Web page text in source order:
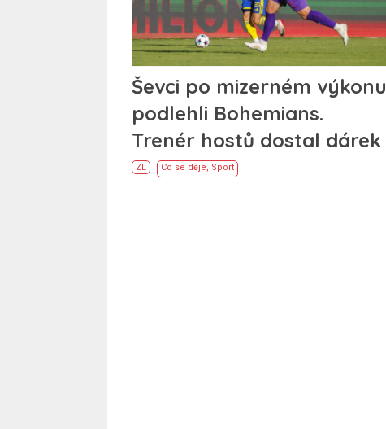
Ševci po mizerném výkonu
podlehli Bohemians.
Trenér hostů dostal dárek
ZL Co se děje Sport